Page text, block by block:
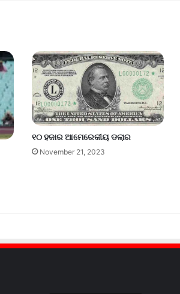
୧୦ ହଜାର ଆମେରେକୀୟ ଡଲାର
November 21, 2023